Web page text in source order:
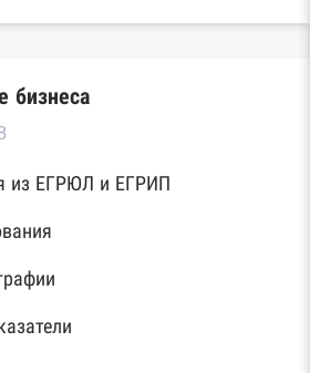
бизнеса
из ЕГРЮЛ и ЕГРИП